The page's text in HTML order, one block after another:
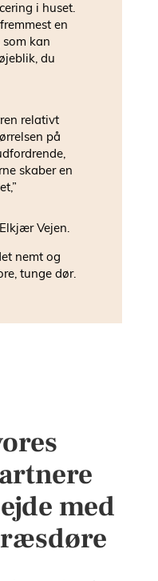
i huset.
en
kan
du
relativt
på
skaber en
Vejen.
nemt og
tunge dør.
med